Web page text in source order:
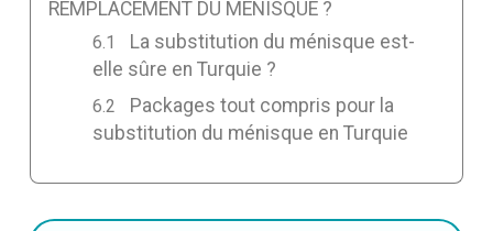
REMPLACEMENT DU MÉNISQUE ?
La substitution du ménisque est-
elle sûre en Turquie ?
Packages tout compris pour la
substitution du ménisque en Turquie